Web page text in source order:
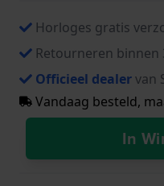
Horloges gratis
Retourneren binnen
Officieel dealervan
Vandaag besteld,
In